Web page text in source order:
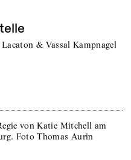
& Vassal Kampnagel